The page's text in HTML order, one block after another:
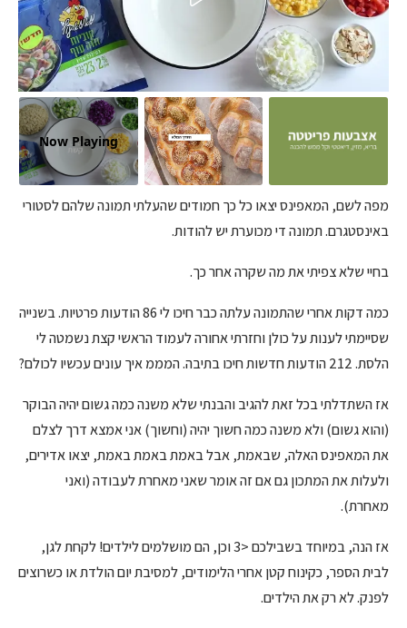
Now Playing
מפה לשם, המאפינס יצאו כל כך חמודים שהעלתי תמונה שלהם לסטורי
באינסטגרם. תמונה די מכוערת יש להודות.
בחיי שלא צפיתי את מה שקרה אחר כך.
כמה דקות אחרי שהתמונה עלתה כבר חיכו לי 86 הודעות פרטיות. בשנייה
שסיימתי לענות על כולן וחזרתי אחורה לעמוד הראשי קצת נשמטה לי
הלסת. 212 הודעות חדשות חיכו בתיבה. המממ איך עונים עכשיו לכולם?
אז השתדלתי בכל זאת להגיב והבנתי שלא משנה כמה גשום יהיה הבוקר
(והוא גשום) ולא משנה כמה חשוך יהיה (וחשוך) אני אמצא דרך לצלם
את המאפינס האלה, שבאמת, אבל באמת באמת באמת, יצאו אדירים,
ולעלות את המתכון גם אם זה אומר שאני מאחרת לעבודה (ואני
מאחרת).
אז הנה, במיוחד בשבילכם <3 וכן, הם מושלמים לילדים! לקחת לגן,
לבית הספר, כקינוח קטן אחרי הלימודים, למסיבת יום הולדת או כשרוצים
לפנק. לא רק את הילדים.